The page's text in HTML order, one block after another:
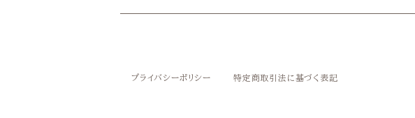
ガーネット
アメジスト
ペンダントヘッド
ポーチ
プライバシーポリシー 特定商取引法に基づく表記